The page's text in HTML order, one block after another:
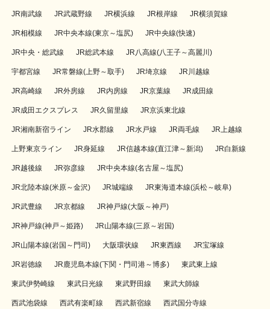
JR南武線 JR武蔵野線 JR横浜線 JR根岸線 JR横須賀線
JR相模線 JR中央本線(東京～塩尻) JR中央線(快速)
JR中央・総武線 JR総武本線 JR八高線(八王子～高麗川)
宇都宮線 JR常磐線(上野～取手) JR埼京線 JR川越線
JR高崎線 JR外房線 JR内房線 JR京葉線 JR成田線
JR成田エクスプレス JR久留里線 JR京浜東北線
JR湘南新宿ライン JR水郡線 JR水戸線 JR両毛線 JR上越線
上野東京ライン JR身延線 JR信越本線(直江津～新潟) JR白新線
JR越後線 JR弥彦線 JR中央本線(名古屋～塩尻)
JR北陸本線(米原～金沢) JR城端線 JR東海道本線(浜松～岐阜)
JR武豊線 JR京都線 JR神戸線(大阪～神戸)
JR神戸線(神戸～姫路) JR山陽本線(三原～岩国)
JR山陽本線(岩国～門司) 大阪環状線 JR東西線 JR宝塚線
JR岩徳線 JR鹿児島本線(下関・門司港～博多) 東武東上線
東武伊勢崎線 東武日光線 東武野田線 東武大師線
西武池袋線 西武有楽町線 西武新宿線 西武国分寺線